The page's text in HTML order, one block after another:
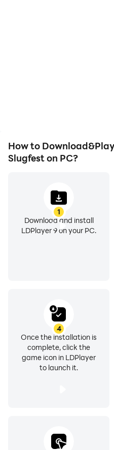
How to
Slugfest on PC?
1
Download and install
LDPlayer 9 on your PC.
4
Once the installation is
complete, click the
game icon in LDPlayer
to launch it.